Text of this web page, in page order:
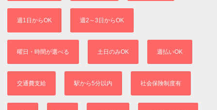
週1日からOK 週2～3日からOK
曜日・時間が選べる 土日のみOK 週払いOK
交通費支給 駅から5分以内 社会保険制度有